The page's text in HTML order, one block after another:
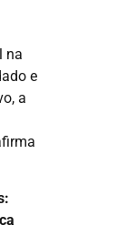
na
e
a